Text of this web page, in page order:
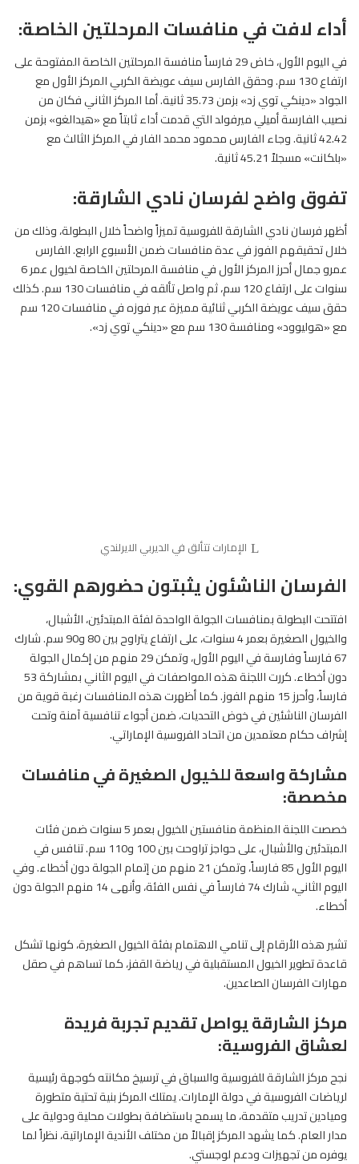
أداء لافت في منافسات المرحلتين الخاصة:
في اليوم الأول، خاض 29 فارساً منافسة المرحلتين الخاصة المفتوحة على
ارتفاع 130 سم. وحقق الفارس سيف عويضة الكربي المركز الأول مع
الجواد «دينكي توي زد» بزمن 35.73 ثانية. أما المركز الثاني فكان من
نصيب الفارسة أميلي ميرفولد التي قدمت أداء ثابتاً مع «هيدالغو» بزمن
42.42 ثانية. وجاء الفارس محمود محمد الفار في المركز الثالث مع
«بلكانت» مسجلاً 45.21 ثانية.
تفوق واضح لفرسان نادي الشارقة:
أظهر فرسان نادي الشارقةللفروسيةتميزاً واضحاً خلال البطولة، وذلك من
خلال تحقيقهم الفوز في عدة منافسات ضمن الأسبوع الرابع. الفارس
عمرو جمال أحرز المركز الأول في منافسة المرحلتين الخاصة لخيول عمر 6
سنوات على ارتفاع 120 سم، ثم واصل تألقه في منافسات 130 سم. كذلك
حقق سيف عويضة الكربي ثنائية مميزة عبر فوزه في منافسات 120 سم
مع «هوليوود» ومنافسة 130 سم مع «دينكي توي زد».
الإمارات تتألق في الديربي الايرلندي
الفرسان الناشئون يثبتون حضورهم القوي:
افتتحت البطولة بمنافسات الجولة الواحدة لفئة المبتدئين، الأشبال،
والخيول الصغيرة بعمر 4 سنوات، على ارتفاع يتراوح بين 80 و90 سم. شارك
67 فارساً وفارسة في اليوم الأول، وتمكن 29 منهم من إكمال الجولة
دون أخطاء. كررت اللجنة هذه المواصفات في اليوم الثاني بمشاركة 53
فارساً، وأحرز 15 منهم الفوز. كما أظهرت هذه المنافسات رغبة قوية من
الفرسان الناشئين في خوض التحديات، ضمن أجواء تنافسية آمنة وتحت
إشراف حكام معتمدين من اتحاد الفروسية الإماراتي.
مشاركة واسعة للخيول الصغيرة في منافسات
مخصصة:
خصصت اللجنة المنظمة منافستين للخيول بعمر 5 سنوات ضمن فئات
المبتدئين والأشبال، على حواجز تراوحت بين 100 و110 سم. تنافس في
اليوم الأول 85 فارساً، وتمكن 21 منهم من إتمام الجولة دون أخطاء. وفي
اليوم الثاني، شارك 74 فارساً في نفس الفئة، وأنهى 14 منهم الجولة دون
أخطاء.
تشير هذه الأرقام إلى تنامي الاهتمام بفئة الخيول الصغيرة، كونها تشكل
قاعدة تطوير الخيول المستقبلية في رياضة القفز، كما تساهم في صقل
مهارات الفرسان الصاعدين.
مركز الشارقة يواصل تقديم تجربة فريدة
لعشاق الفروسية:
نجح مركزالشارقة للفروسية والسباقفي ترسيخ مكانته كوجهة رئيسية
لرياضات الفروسية في دولة الإمارات. يمتلك المركز بنية تحتية متطورة
وميادين تدريب متقدمة، ما يسمح باستضافة بطولات محلية ودولية على
مدار العام. كما يشهد المركز إقبالاً من مختلف الأندية الإماراتية، نظراً لما
يوفره من تجهيزات ودعم لوجستي.